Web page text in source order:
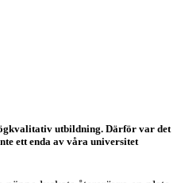
utbildning. Därför var det
ett enda av våra universitet